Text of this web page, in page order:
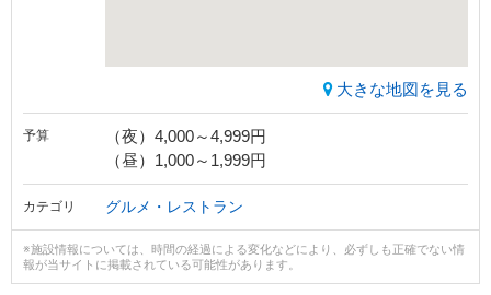
大きな地図を見る
予算
（夜）4,000～4,999円
（昼）1,000～1,999円
カテゴリ グルメ・レストラン
※施設情報については、時間の経過による変化などにより、必ずしも正確でない情
報が当サイトに掲載されている可能性があります。